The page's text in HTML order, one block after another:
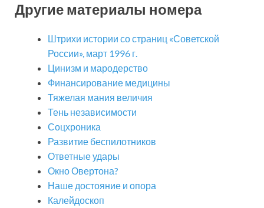
Другие материалы номера
Штрихи истории со страниц «Советской
России», март 1996 г.
Цинизм и мародерство
Финансирование медицины
Тяжелая мания величия
Тень независимости
Соцхроника
Развитие беспилотников
Ответные удары
Окно Овертона?
Наше достояние и опора
Калейдоскоп